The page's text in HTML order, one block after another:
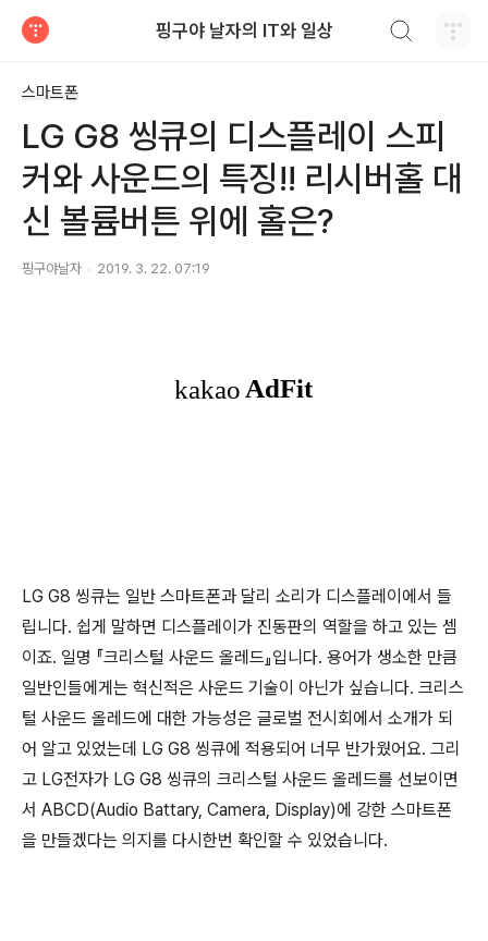
핑구야 날자의 IT와 일상
스마트폰
LG G8 씽큐의 디스플레이 스피
커와 사운드의 특징!! 리시버홀 대
신 볼륨버튼 위에 홀은?
핑구야날자 2019. 3. 22. 07:19
LG G8 씽큐는 일반 스마트폰과 달리 소리가 디스플레이에서 들
립니다. 쉽게 말하면 디스플레이가 진동판의 역할을 하고 있는 셈
이죠. 일명 『크리스털 사운드 올레드』입니다. 용어가 생소한 만큼
일반인들에게는 혁신적은 사운드 기술이 아닌가 싶습니다. 크리스
털 사운드 올레드에 대한 가능성은 글로벌 전시회에서 소개가 되
어 알고 있었는데 LG G8 씽큐에 적용되어 너무 반가웠어요. 그리
고 LG전자가 LG G8 씽큐의 크리스털 사운드 올레드를 선보이면
서 ABCD(Audio Battary, Camera, Display)에 강한 스마트폰
을 만들겠다는 의지를 다시한번 확인할 수 있었습니다.